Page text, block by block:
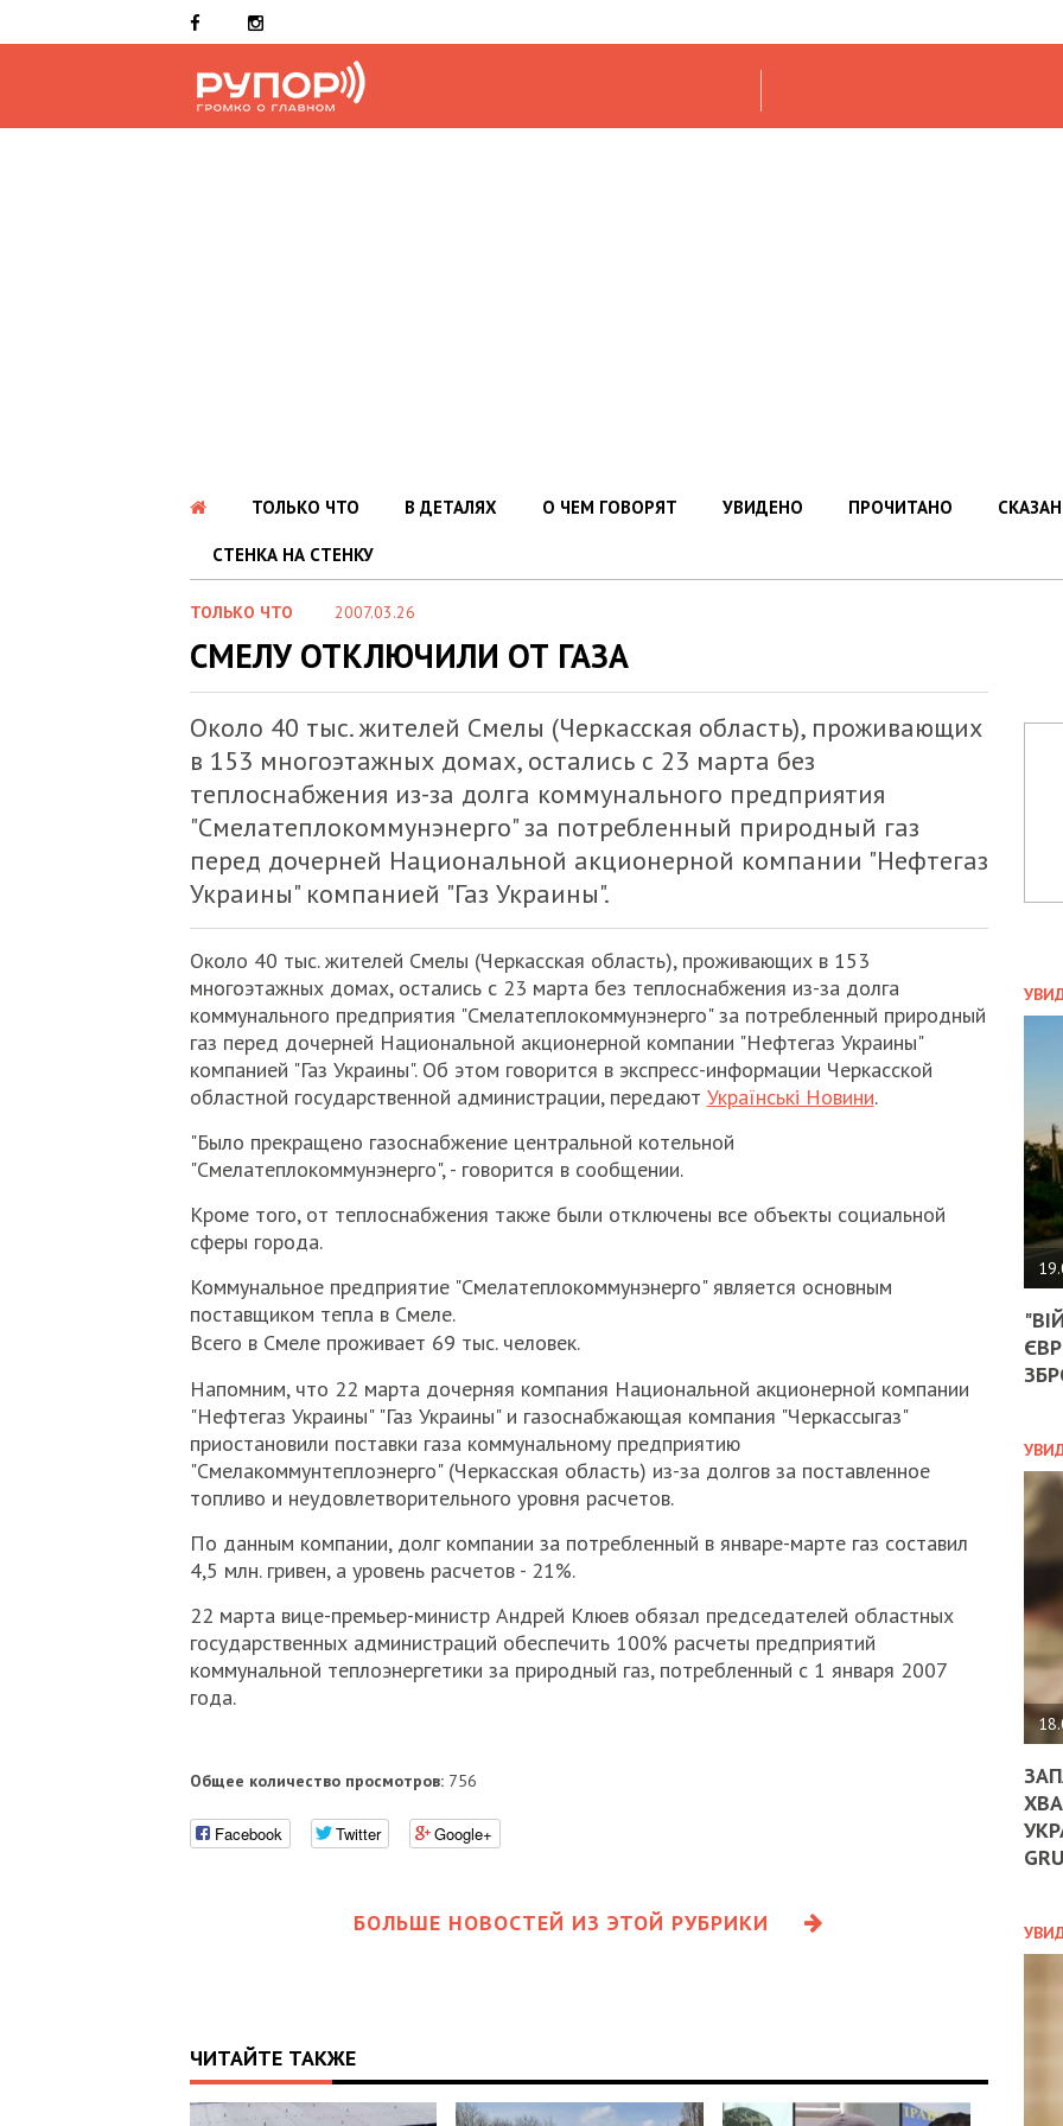
ТОЛЬКО ЧТО В ДЕТАЛЯХ О ЧЕМ ГОВОРЯТ УВИДЕНО ПРОЧИТАНО
СТЕНКА НА СТЕНКУ
ТОЛЬКО ЧТО 2007.03.26
СМЕЛУ ОТКЛЮЧИЛИ ОТ ГАЗА
Около 40 тыс. жителей Смелы (Черкасская область), проживающих
в 153 многоэтажных домах, остались с 23 марта без
теплоснабжения из-за долга коммунального предприятия
"Смелатеплокоммунэнерго" за потребленный природный газ
перед дочерней Национальной акционерной компании "Нефтегаз
Украины" компанией "Газ Украины".
Около 40 тыс. жителей Смелы (Черкасская область), проживающих в 153
многоэтажных домах, остались с 23 марта без теплоснабжения из-за долга
коммунального предприятия "Смелатеплокоммунэнерго" за потребленный природный
газ перед дочерней Национальной акционерной компании "Нефтегаз Украины"
компанией "Газ Украины". Об этом говорится в экспресс-информации Черкасской
областной государственной администрации, передают Українські Новини.
"Было прекращено газоснабжение центральной котельной
"Смелатеплокоммунэнерго", - говорится в сообщении.
Кроме того, от теплоснабжения также были отключены все объекты социальной
сферы города.
Коммунальное предприятие "Смелатеплокоммунэнерго" является основным
поставщиком тепла в Смеле.
Всего в Смеле проживает 69 тыс. человек.
Напомним, что 22 марта дочерняя компания Национальной акционерной компании
"Нефтегаз Украины" "Газ Украины" и газоснабжающая компания "Черкассыгаз"
приостановили поставки газа коммунальному предприятию
"Смелакоммунтеплоэнерго" (Черкасская область) из-за долгов за поставленное
топливо и неудовлетворительного уровня расчетов.
По данным компании, долг компании за потребленный в январе-марте газ составил
4,5 млн. гривен, а уровень расчетов - 21%.
22 марта вице-премьер-министр Андрей Клюев обязал председателей областных
государственных администраций обеспечить 100% расчеты предприятий
коммунальной теплоэнергетики за природный газ, потребленный с 1 января 2007
года.
Общее количество просмотров:756
Facebook Twitter Google+
БОЛЬШЕ НОВОСТЕЙ ИЗ ЭТОЙ РУБРИКИ
ЧИТАЙТЕ ТАКЖЕ
НА
ДО
ЄС
-